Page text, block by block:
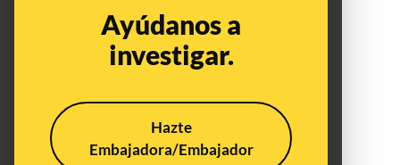
Ayúdanos a
investigar.
Hazte
Embajadora/Embajador